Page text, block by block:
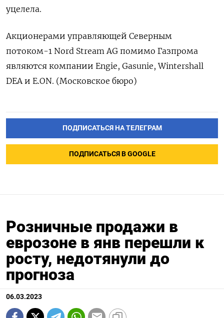
уцелела.
Акционерами управляющей Северным
потоком-1 Nord Stream AG помимо Газпрома
являются компании Engie, Gasunie, Wintershall
DEA и E.ON. (Московское бюро)
ПОДПИСАТЬСЯ НА ТЕЛЕГРАМ
ПОДПИСАТЬСЯ В GOOGLE
Розничные продажи в
еврозоне в янв перешли к
росту, недотянули до
прогноза
06.03.2023